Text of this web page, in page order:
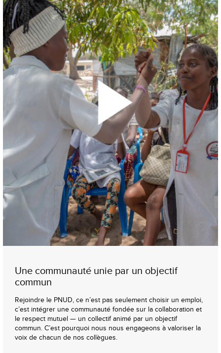
Une communauté unie par un objectif
commun
Rejoindre le PNUD, ce n’est pas seulement choisir un emploi,
c’est intégrer une communauté fondée sur la collaboration et
le respect mutuel — un collectif animé par un objectif
commun. C’est pourquoi nous nous engageons à valoriser la
voix de chacun de nos collègues.